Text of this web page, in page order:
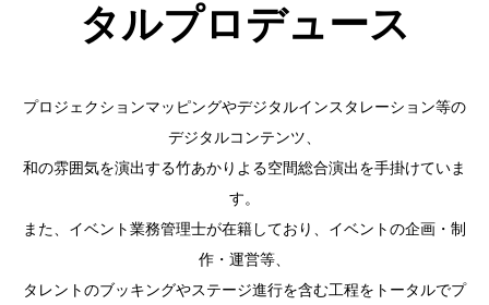
タルプロデュース
プロジェクションマッピングやデジタルインスタレーション等の
デジタルコンテンツ、
和の雰囲気を演出する竹あかりよる空間総合演出を手掛けていま
す。
また、イベント業務管理士が在籍しており、イベントの企画・制
作・運営等、
タレントのブッキングやステージ進行を含む工程をトータルでプ